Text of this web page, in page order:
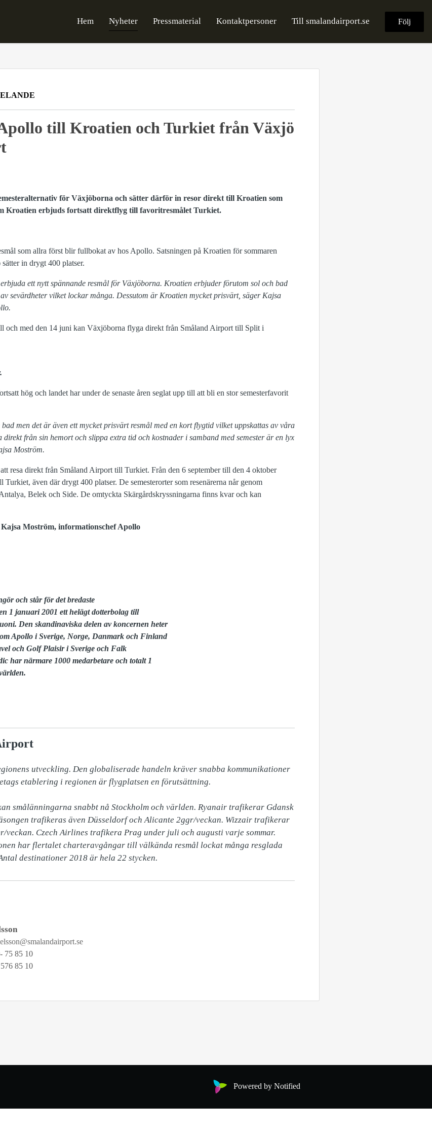
Hem Nyheter Pressmaterial Kontaktpersoner Till smalandairport.se Följ
till Kroatien och Turkiet från Växjö
för Växjöborna och sätter därför in resor direkt till Kroatien som
Kroatien erbjuds fortsatt direktflyg till favoritresmålet Turkiet.
som allra först blir fullbokat av hos Apollo. Satsningen på Kroatien för sommaren
in drygt 400 platser.
ett nytt spännande resmål för Växjöborna. Kroatien erbjuder förutom sol och bad
sevärdheter vilket lockar många. Dessutom är Kroatien mycket prisvärt, säger Kajsa
och med den 14 juni kan Växjöborna flyga direkt från Småland Airport till Split i
hög och landet har under de senaste åren seglat upp till att bli en stor semesterfavorit
men det är även ett mycket prisvärt resmål med en kort flygtid vilket uppskattas av våra
direkt från sin hemort och slippa extra tid och kostnader i samband med semester är en lyx
Moström.
resa direkt från Småland Airport till Turkiet. Från den 6 september till den 4 oktober
även där drygt 400 platser. De semesterorter som resenärerna når genom
Belek och Side. De omtyckta Skärgårdskryssningarna finns kvar och kan
Moström, informationschef Apollo
och står för det bredaste
1 januari 2001 ett helägt dotterbolag till
Den skandinaviska delen av koncernen heter
Apollo i Sverige, Norge, Danmark och Finland
och Golf Plaisir i Sverige och Falk
har närmare 1000 medarbetare och totalt 1
utveckling. Den globaliserade handeln kräver snabba kommunikationer
etablering i regionen är flygplatsen en förutsättning.
smålänningarna snabbt nå Stockholm och världen. Ryanair trafikerar Gdansk
trafikeras även Düsseldorf och Alicante 2ggr/veckan. Wizzair trafikerar
veckan. Czech Airlines trafikera Prag under juli och augusti varje sommar.
har flertalet charteravgångar till välkända resmål lockat många resglada
destinationer 2018 är hela 22 stycken.
75 85 10
85 10
Powered by Notified